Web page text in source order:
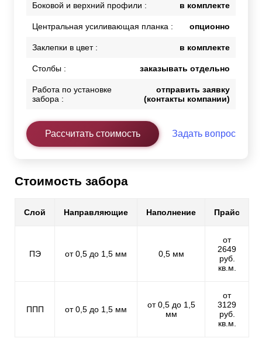
Боковой и верхний профили : в комплекте
Центральная усиливающая планка : опционно
Заклепки в цвет : в комплекте
Столбы : заказывать отдельно
Работа по установке
забора :
отправить заявку
(контакты компании)
Рассчитать стоимость Задать вопрос
Стоимость забора
Слой Направляющие Наполнение Прайс
ПЭ от 0,5 до 1,5 мм 0,5 мм
от
2649
руб.
кв.м.
ППП от 0,5 до 1,5 мм
от 0,5 до 1,5
мм
от
3129
руб.
кв.м.